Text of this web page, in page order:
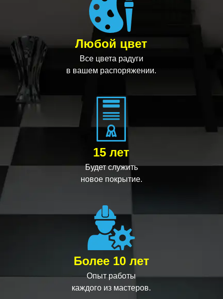
Любой цвет
Все цвета радуги
в вашем распоряжении.
15 лет
Будет служить
новое покрытие.
Более 10 лет
Опыт работы
каждого из мастеров.